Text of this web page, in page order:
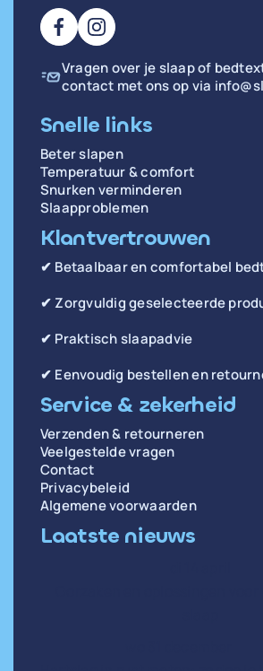
Vragen over je slaap of
contact met ons op via
Snelle links
Beter slapen
Temperatuur & comfort
Snurken verminderen
Slaapproblemen
Klantvertrouwen
✔ Betaalbaar en comfortabel
✔ Zorgvuldig geselecteerde
✔ Praktisch slaapadvie
✔ Eenvoudig bestellen en
Service & zekerheid
Verzenden & retourneren
Veelgestelde vragen
Contact
Privacybeleid
Algemene voorwaarden
Laatste nieuws